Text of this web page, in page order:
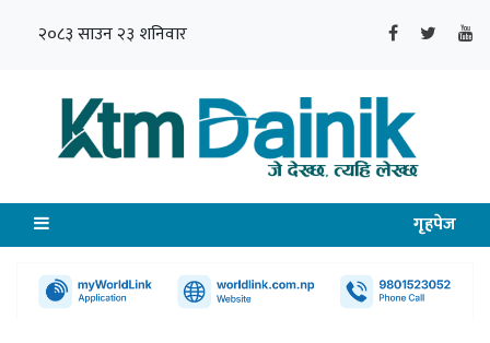
२०८३ साउन २३ शनिवार
गृहपेज